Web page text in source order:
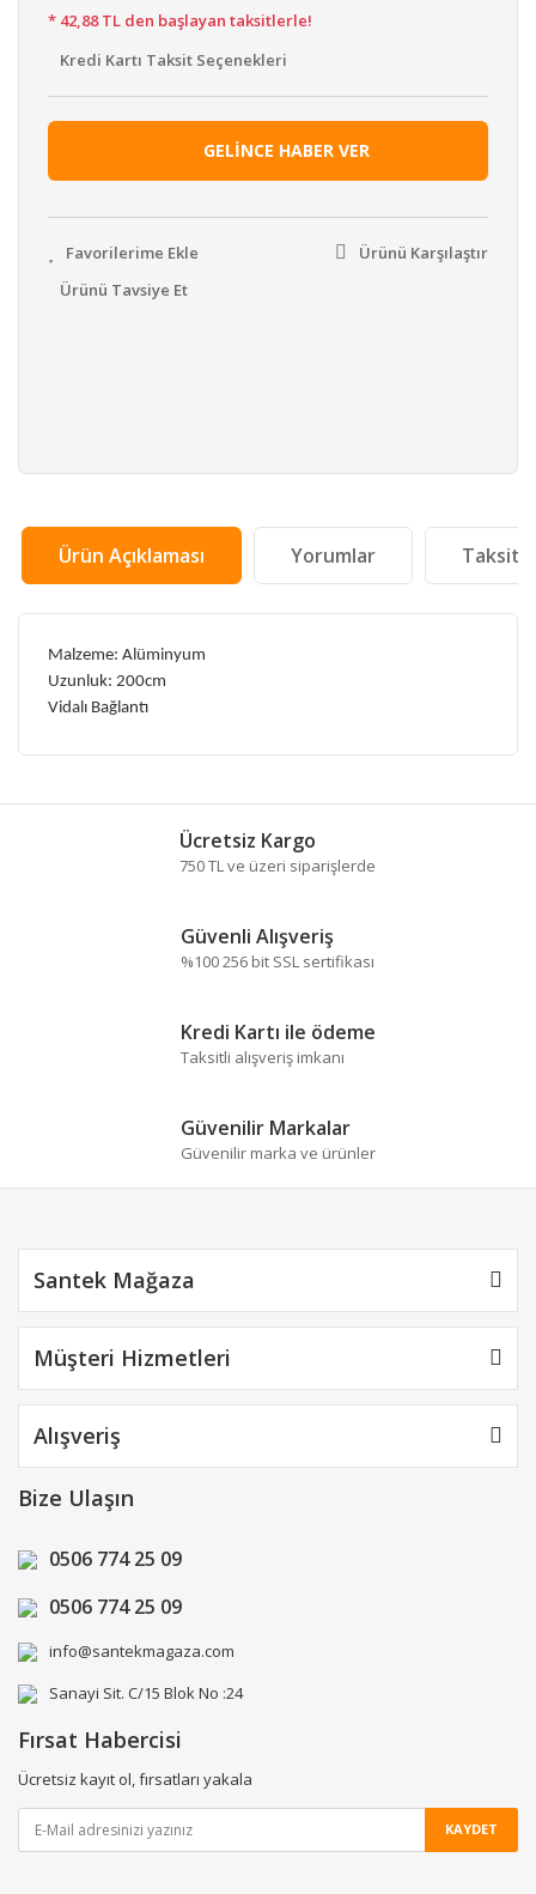
* 42,88 TL den başlayan taksitlerle!
Kredi Kartı Taksit Seçenekleri
GELİNCE HABER VER
Ürünü Karşılaştır
Ürünü Tavsiye Et
Ürün Açıklaması Yorumlar Taksit
Malzeme: Alüminyum
Uzunluk: 200cm
Vidalı Bağlantı
Bu ürüne ilk yorumu siz yapın!
formunu kullanarak tarafımıza iletebilirsiniz.
Görüş ve önerileriniz için teşekkür ederiz.
Ürün açıklamasında eksik bilgiler bulunuyor.
Ürün fiyatı diğer sitelerden daha pahalı.
Bu ürüne benzer farklı alternatifler olmalı.
Ücretsiz Kargo
750 TL ve üzeri siparişlerde
Güvenli Alışveriş
%100 256 bit SSL sertifikası
Kredi Kartı ile ödeme
Taksitli alışveriş imkanı
Güvenilir Markalar
Güvenilir marka ve ürünler
Santek Mağaza
Müşteri Hizmetleri
Alışveriş
Bize Ulaşın
0506 774 25 09
0506 774 25 09
info@santekmagaza.com
Sanayi Sit. C/15 Blok No :24
Fırsat Habercisi
Ücretsiz kayıt ol, fırsatları yakala
KAYDET